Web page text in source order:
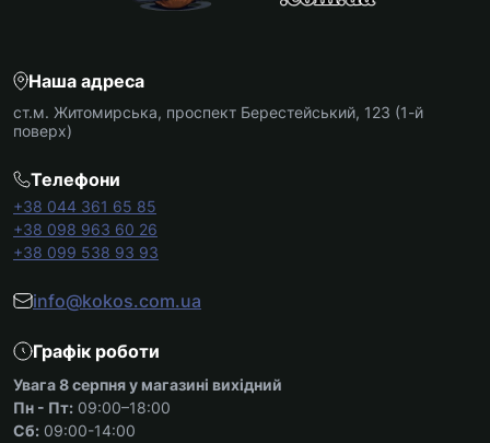
Наша адреса
ст.м. Житомирська, проспект Берестейський, 123 (1-й
поверх)
Телефони
+38 044 361 65 85
+38 098 963 60 26
+38 099 538 93 93
info@kokos.com.ua
Графік роботи
Увага 8 серпня у магазині вихідний
Пн - Пт: 09:00–18:00
Сб: 09:00-14:00